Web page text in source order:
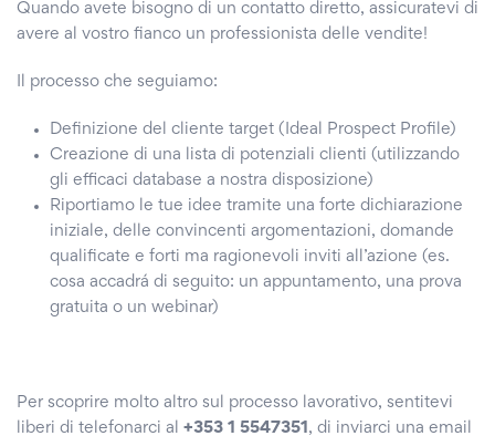
Quando avete bisogno di un contatto diretto, assicuratevi di
avere al vostro fianco un professionista delle vendite!
Il processo che seguiamo:
Definizione del cliente target (Ideal Prospect Profile)
Creazione di una lista di potenziali clienti (utilizzando
gli efficaci database a nostra disposizione)
Riportiamo le tue idee tramite una forte dichiarazione
iniziale, delle convincenti argomentazioni, domande
qualificate e forti ma ragionevoli inviti all’azione (es.
cosa accadrá di seguito: un appuntamento, una prova
gratuita o un webinar)
Per scoprire molto altro sul processo lavorativo, sentitevi
liberi di telefonarci al +353 1 5547351 , di inviarci una email